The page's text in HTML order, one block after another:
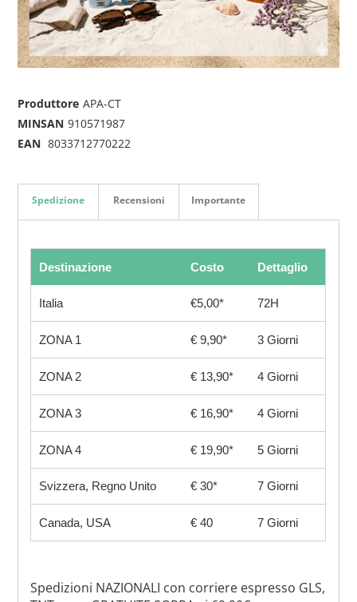
Produttore APA-CT
MINSAN 910571987
EAN 8033712770222
Spedizione
Destinazione Costo Dettaglio
Italia €5,00* 72H
ZONA 1 € 9,90* 3 Giorni
ZONA 2 € 13,90* 4 Giorni
ZONA 3 € 16,90* 4 Giorni
ZONA 4 € 19,90* 5 Giorni
Svizzera, Regno Unito € 30* 7 Giorni
Canada, USA € 40 7 Giorni
Spedizioni NAZIONALI con corriere espresso GLS,
Recensioni Importante